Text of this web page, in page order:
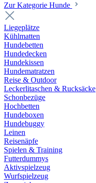
Zur Kategorie Hunde
Liegeplätze
Kühlmatten
Hundebetten
Hundedecken
Hundekissen
Hundematratzen
Reise & Outdoor
Leckerlitaschen & Rucksäcke
Schonbezüge
Hochbetten
Hundeboxen
Hundebuggy
Leinen
Reisenäpfe
Spielen & Training
Futterdummys
Aktivspielzeug
Wurfspielzeug